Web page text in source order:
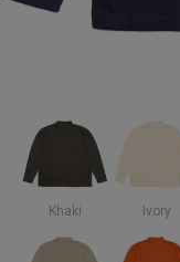
Khaki Ivory